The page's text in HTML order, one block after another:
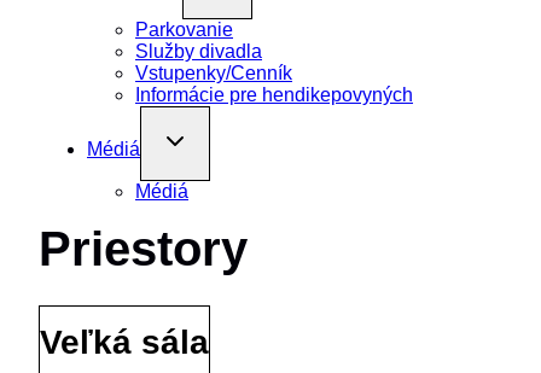
menu
Parkovanie
Služby divadla
Vstupenky/Cenník
Informácie pre hendikepovyných
Médiá
Toggle
menu
Médiá
Priestory
Veľká sála